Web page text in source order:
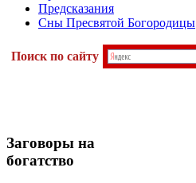
Предсказания
Сны Пресвятой Богородицы
Поиск по сайту
Заговоры на
богатство